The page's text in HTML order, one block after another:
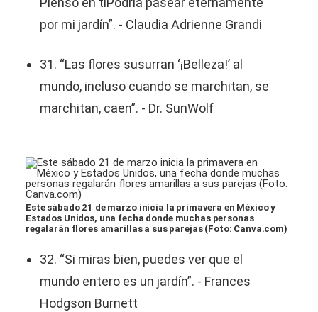
por mi jardín”. - Claudia Adrienne Grandi
31. “Las flores susurran ‘¡Belleza!’ al
mundo, incluso cuando se marchitan, se
marchitan, caen”. - Dr. SunWolf
Este sábado 21 de marzo inicia la primavera en México y
Estados Unidos, una fecha donde muchas personas
regalarán flores amarillas a sus parejas (Foto: Canva.com)
32. “Si miras bien, puedes ver que el
mundo entero es un jardín”. - Frances
Hodgson Burnett